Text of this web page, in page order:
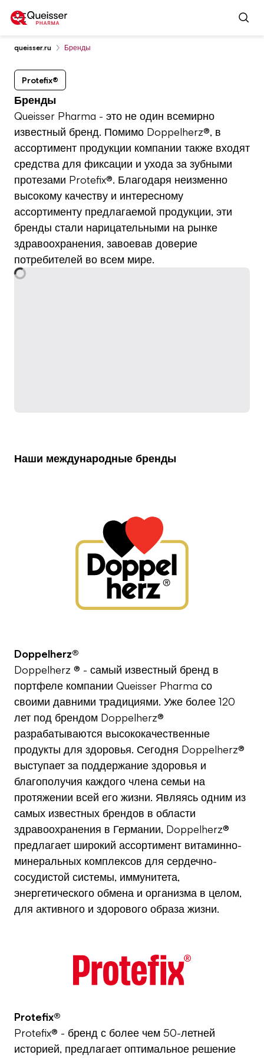
Перейти к содержанию
queisser.ru Бренды
Protefix®
Бренды
Queisser Pharma - это не один всемирно
известный бренд. Помимо Doppelherz®, в
ассортимент продукции компании также входят
средства для фиксации и ухода за зубными
протезами Protefix®. Благодаря неизменно
высокому качеству и интересному
ассортименту предлагаемой продукции, эти
бренды стали нарицательными на рынке
здравоохранения, завоевав доверие
потребителей во всем мире.
Наши международные бренды
Doppelherz®
Doppelherz ® - самый известный бренд в
портфеле компании Queisser Pharma со
своими давними традициями. Уже более 120
лет под брендом Doppelherz®
разрабатываются высококачественные
продукты для здоровья. Сегодня Doppelherz®
выступает за поддержание здоровья и
благополучия каждого члена семьи на
протяжении всей его жизни. Являясь одним из
самых известных брендов в области
здравоохранения в Германии, Doppelherz®
предлагает широкий ассортимент витаминно-
минеральных комплексов для сердечно-
сосудистой системы, иммунитета,
энергетического обмена и организма в целом,
для активного и здорового образа жизни.
Protefix®
Protefix® - бренд с более чем 50-летней
историей, предлагает оптимальное решение